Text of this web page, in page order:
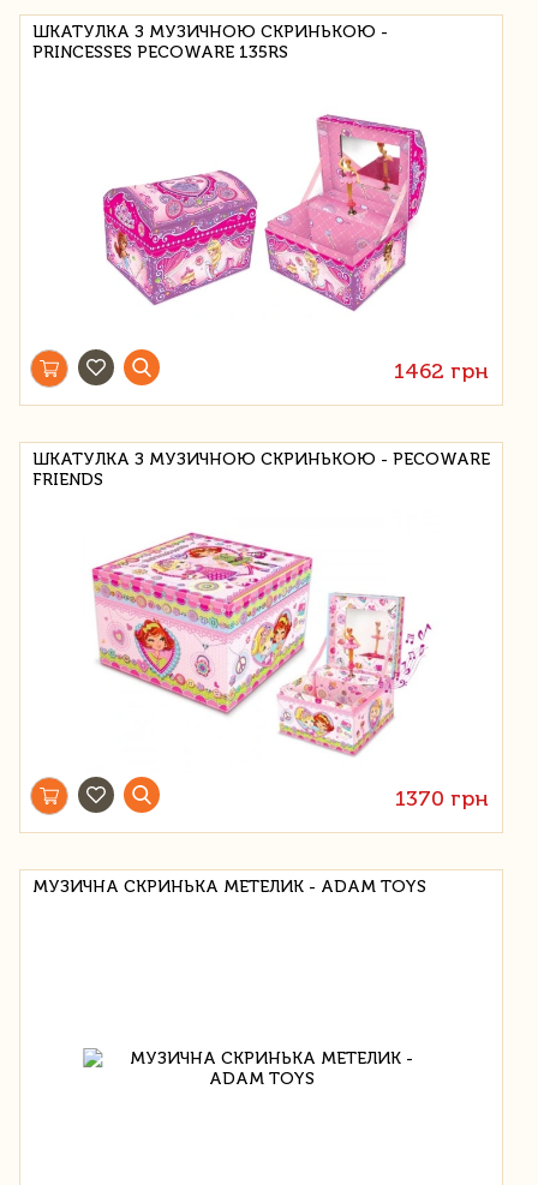
ШКАТУЛКА З МУЗИЧНОЮ СКРИНЬКОЮ -
PRINCESSES PECOWARE 135RS
1462 грн
ШКАТУЛКА З МУЗИЧНОЮ СКРИНЬКОЮ - PECOWARE
FRIENDS
1370 грн
МУЗИЧНА СКРИНЬКА МЕТЕЛИК - ADAM TOYS